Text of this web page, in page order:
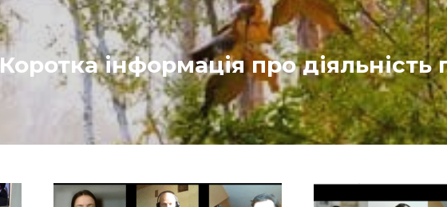
Коротка інформація про діяльність